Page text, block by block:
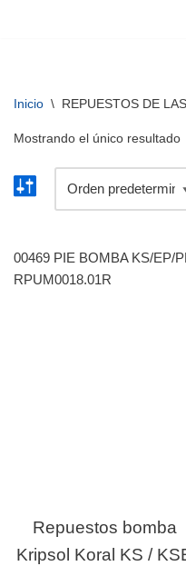
Inicio \ REPUESTOS DE
Mostrando el único resultado
00469 PIE BOMBA KS/EP/
RPUM0018.01R
Repuestos bomba
Kripsol Koral KS /